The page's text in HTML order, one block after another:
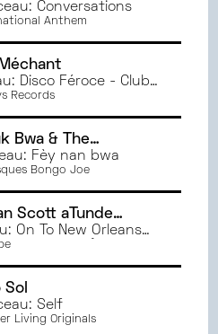
Conversations
Anthem
Disco Féroce - Club
Vol. 1
Records
Bwa & The
Fèy nan bwa
Bongo Joe
Scott aTunde
On To New Orleans
in 7's Redux)
Sol
Self
Living Originals